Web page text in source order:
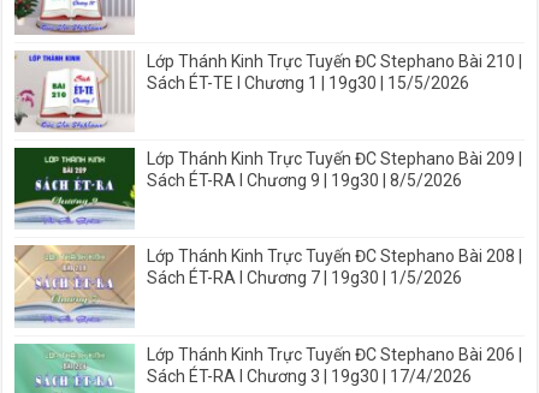
Lớp Thánh Kinh Trực Tuyến ĐC Stephano Bài 210 |
Sách ÉT-TE I Chương 1 | 19g30 | 15/5/2026
Lớp Thánh Kinh Trực Tuyến ĐC Stephano Bài 209 |
Sách ÉT-RA I Chương 9 | 19g30 | 8/5/2026
Lớp Thánh Kinh Trực Tuyến ĐC Stephano Bài 208 |
Sách ÉT-RA I Chương 7 | 19g30 | 1/5/2026
Lớp Thánh Kinh Trực Tuyến ĐC Stephano Bài 206 |
Sách ÉT-RA I Chương 3 | 19g30 | 17/4/2026